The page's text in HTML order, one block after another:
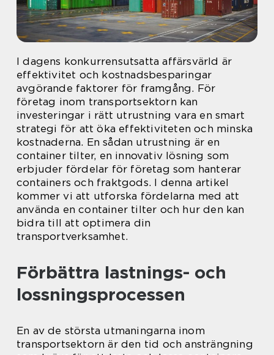
I dagens konkurrensutsatta affärsvärld är
effektivitet och kostnadsbesparingar
avgörande faktorer för framgång. För
företag inom transportsektorn kan
investeringar i rätt utrustning vara en smart
strategi för att öka effektiviteten och minska
kostnaderna. En sådan utrustning är en
container tilter, en innovativ lösning som
erbjuder fördelar för företag som hanterar
containers och fraktgods. I denna artikel
kommer vi att utforska fördelarna med att
använda en container tilter och hur den kan
bidra till att optimera din
transportverksamhet.
Förbättra lastnings- och
lossningsprocessen
En av de största utmaningarna inom
transportsektorn är den tid och ansträngning